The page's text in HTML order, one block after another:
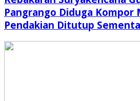
Pangrango Diduga Kompor
Pendakian Ditutup